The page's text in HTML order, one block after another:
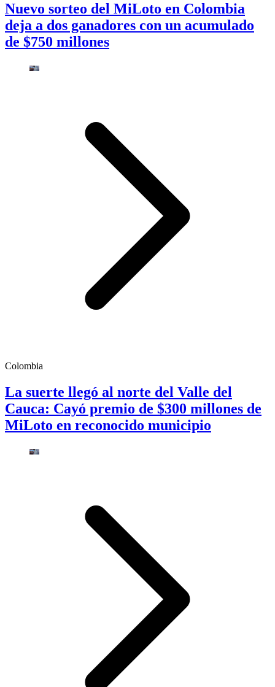
Nuevo sorteo del MiLoto en Colombia
deja a dos ganadores con un acumulado
de $750 millones
Colombia
La suerte llegó al norte del Valle del
Cauca: Cayó premio de $300 millones de
MiLoto en reconocido municipio